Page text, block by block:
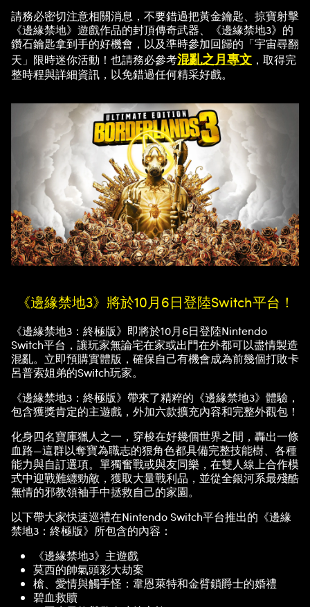
請務必密切注意相關消息，不要錯過把黃金鑰匙、掠寶射擊
《邊緣禁地》遊戲作品的封頂傳奇武器、《邊緣禁地3》的
鑽石鑰匙拿到手的好機會，以及準時參加回歸的「宇宙尋翻
天」限時迷你活動！也請務必參考混亂之月專文 ，取得完
整時程與詳細資訊，以免錯過任何精采好戲。
《邊緣禁地3》將於10月6日登陸Switch平台！
《邊緣禁地3：終極版》即將於10月6日登陸Nintendo
Switch平台，讓玩家無論宅在家或出門在外都可以盡情製造
混亂。立即預購實體版，確保自己有機會成為前幾個打敗卡
呂普索姐弟的Switch玩家。
《邊緣禁地3：終極版》帶來了精粹的《邊緣禁地3》體驗，
包含獲獎肯定的主遊戲，外加六款擴充內容和完整外觀包！
化身四名寶庫獵人之一，穿梭在好幾個世界之間，轟出一條
血路—這群以奪寶為職志的狠角色都具備完整技能樹、各種
能力與自訂選項。單獨奮戰或與友同樂，在雙人線上合作模
式中迎戰難纏勁敵，獲取大量戰利品，並從全銀河系最殘酷
無情的邪教領袖手中拯救自己的家園。
以下帶大家快速巡禮在Nintendo Switch平台推出的《邊緣
禁地3：終極版》所包含的內容：
《邊緣禁地3》主遊戲
莫西的帥氣頭彩大劫案
槍、愛情與觸手怪：韋恩萊特和金臂鎖爵士的婚禮
碧血救贖